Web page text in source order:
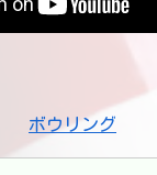
ボウリング